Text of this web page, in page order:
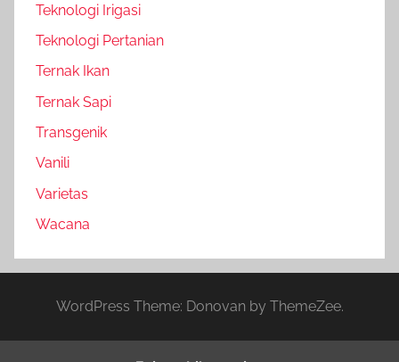
Teknologi Irigasi
Teknologi Pertanian
Ternak Ikan
Ternak Sapi
Transgenik
Vanili
Varietas
Wacana
WordPress Theme: Donovan by ThemeZee.